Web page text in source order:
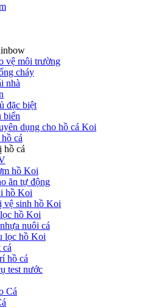
vệ môi trường
cháy
nhà
đặc biệt
biển
dụng cho hồ cá Koi
cá
hồ cá
hồ Koi
ăn tự động
hồ Koi
vệ sinh hồ Koi
hồ Koi
nuôi cá
lọc hồ Koi
cá
hồ cá
test nước
Cá